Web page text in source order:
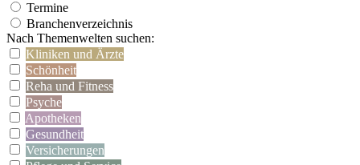
Termine
Branchenverzeichnis
Nach Themenwelten suchen:
Kliniken und Ärzte
Schönheit
Reha und Fitness
Psyche
Apotheken
Gesundheit
Versicherungen